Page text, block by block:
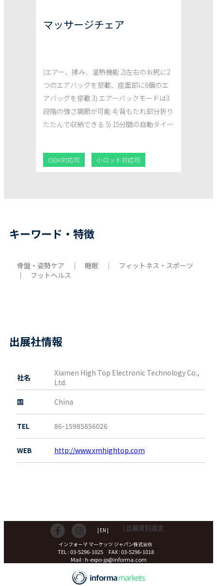
マッサージチェア
)エアー、揉み、温熱機能 2)左右のお尻に2
つのエアバッグを搭載、座面部に6個のエ
アバッグを搭載 3) エアーバックモードは3
段階の強さ調節が可能 4) 背もたれ部分折り
たたんで収納できる 5) 15分間の自動タイマ
OEM対応可 小ロット対応可
キーワード・特徴
骨盤・姿勢ケア ｜ 睡眠 ｜ フィットネス・スポーツ
｜ フットヘルス
出展社情報
社名
Xiamen High Top Electronic Technology Co.,
Ltd.
国
China
TEL 86-15985856026
WEB http://www.xmhightop.com
| EN | | 出展資料請求
インフォーマ マーケッツ ジャパン株式会社
TEL : 03-5296-1025 FAX : 03-5296-1018
Mail : h-expo-jp@informa.com